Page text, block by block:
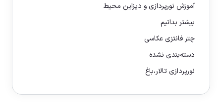
آموزش نورپردازی و دیزاین محیط
بیشتر بدانیم
چتر فانتزی عکاسی
دسته‌بندی نشده
نورپردازی تالار،باغ